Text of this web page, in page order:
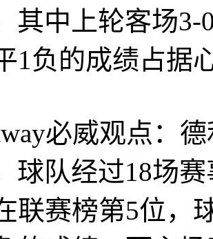
其中上轮客场
1负的成绩占据
必威观点：德
球队经过18场
联赛榜第5位，